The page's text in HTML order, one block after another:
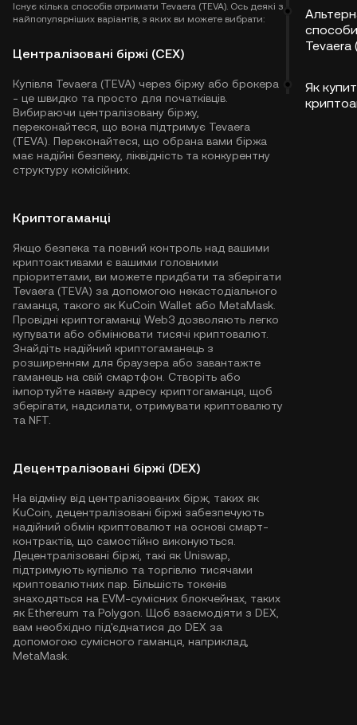
Існує кілька способів отримати Tevaera (TEVA). Ось деякі з
найпопулярніших варіантів, з яких ви можете вибрати:
Централізовані біржі (CEX)
Купівля Tevaera (TEVA) через біржу або брокера
- це швидко та просто для початківців.
Вибираючи централізовану біржу,
переконайтеся, що вона підтримує Tevaera
(TEVA). Переконайтеся, що обрана вами біржа
має надійні безпеку, ліквідність та конкурентну
структуру комісійних.
Криптогаманці
Якщо безпека та повний контроль над вашими
криптоактивами є вашими головними
пріоритетами, ви можете придбати та зберігати
Tevaera (TEVA) за допомогою некастодіального
гаманця, такого як KuCoin Wallet або MetaMask.
Провідні криптогаманці Web3 дозволяють легко
купувати або обмінювати тисячі криптовалют.
Знайдіть надійний криптогаманець з
розширенням для браузера або завантажте
гаманець на свій смартфон. Створіть або
імпортуйте наявну адресу криптогаманця, щоб
зберігати, надсилати, отримувати криптовалюту
та NFT.
Децентралізовані біржі (DEX)
На відміну від централізованих бірж, таких як
KuCoin, децентралізовані біржі забезпечують
надійний обмін криптовалют на основі смарт-
контрактів, що самостійно виконуються.
Децентралізовані біржі, такі як Uniswap,
підтримують купівлю та торгівлю тисячами
криптовалютних пар. Більшість токенів
знаходяться на EVM-сумісних блокчейнах, таких
як Ethereum та Polygon . Щоб взаємодіяти з DEX,
вам необхідно під'єднатися до DEX за
допомогою сумісного гаманця, наприклад,
MetaMask.
Tevaera
Як